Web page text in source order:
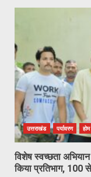
उत्तराखंड पर्यावरण होम
विशेष स्वच्छता
किया प्रतिभाग, 100